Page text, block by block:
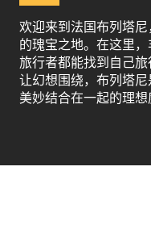
欢迎来到法国布列塔
的瑰宝之地。在这里
旅行者都能找到自己旅
让幻想围绕，布列塔
美妙结合在一起的理想